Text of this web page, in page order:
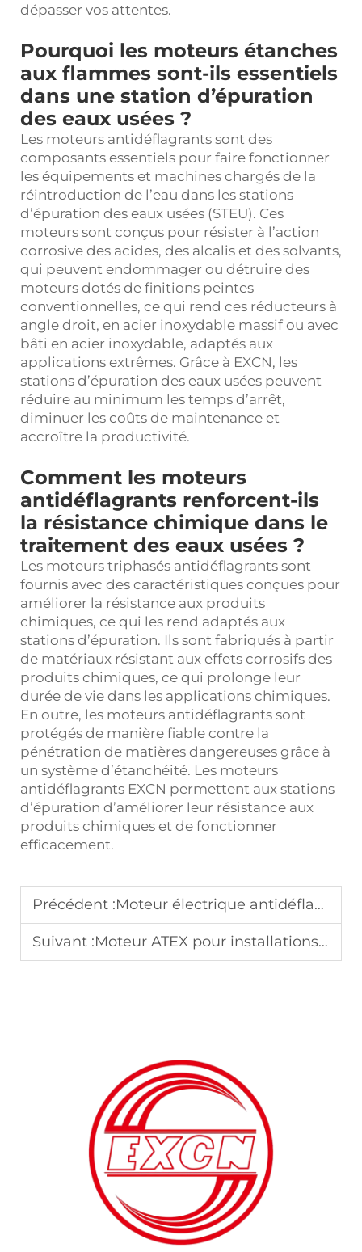
dépasser vos attentes.
Pourquoi les moteurs étanches
aux flammes sont-ils essentiels
dans une station d’épuration
des eaux usées ?
Les moteurs antidéflagrants sont des
composants essentiels pour faire fonctionner
les équipements et machines chargés de la
réintroduction de l’eau dans les stations
d’épuration des eaux usées (STEU). Ces
moteurs sont conçus pour résister à l’action
corrosive des acides, des alcalis et des solvants,
qui peuvent endommager ou détruire des
moteurs dotés de finitions peintes
conventionnelles, ce qui rend ces réducteurs à
angle droit, en acier inoxydable massif ou avec
bâti en acier inoxydable, adaptés aux
applications extrêmes. Grâce à EXCN, les
stations d’épuration des eaux usées peuvent
réduire au minimum les temps d’arrêt,
diminuer les coûts de maintenance et
accroître la productivité.
Comment les moteurs
antidéflagrants renforcent-ils
la résistance chimique dans le
traitement des eaux usées ?
Les moteurs triphasés antidéflagrants sont
fournis avec des caractéristiques conçues pour
améliorer la résistance aux produits
chimiques, ce qui les rend adaptés aux
stations d’épuration. Ils sont fabriqués à partir
de matériaux résistant aux effets corrosifs des
produits chimiques, ce qui prolonge leur
durée de vie dans les applications chimiques.
En outre, les moteurs antidéflagrants sont
protégés de manière fiable contre la
pénétration de matières dangereuses grâce à
un système d’étanchéité. Les moteurs
antidéflagrants EXCN permettent aux stations
d’épuration d’améliorer leur résistance aux
produits chimiques et de fonctionner
efficacement.
Précédent :Moteur électrique antidéflagrant pour presses à imprimer : atténuation des risques d’explosion
Suivant :Moteur ATEX pour installations aérospatiales : conformité stricte aux normes de sécurité